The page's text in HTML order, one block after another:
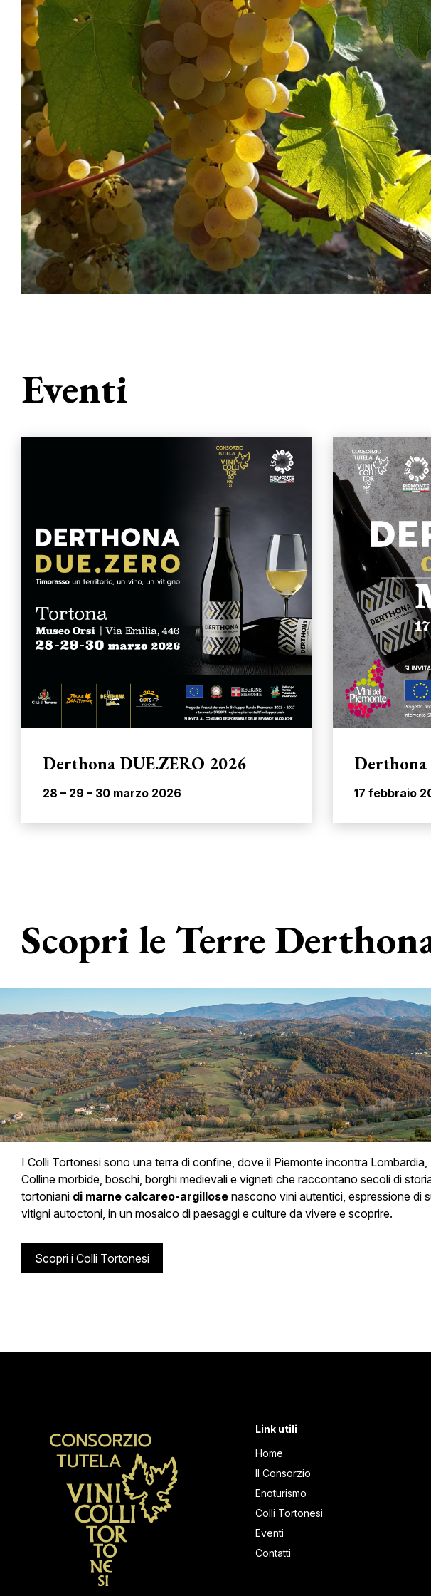
Eventi
Derthona DUE.ZERO 2026
28 – 29 – 30 marzo 2026 17 febbraio
Scopri le Terre
I Colli Tortonesi sono una terra di confine, dove il Piemonte incontra Lombardia,
Colline morbide, boschi, borghi medievali e vigneti che raccontano secoli di
tortoniani di marne calcareo-argillose nascono vini autentici, espressione di
vitigni autoctoni, in un mosaico di paesaggi e culture da vivere e scoprire.
Scopri i Colli Tortonesi
Link utili
Home
Il Consorzio
Enoturismo
Colli Tortonesi
Eventi
Contatti